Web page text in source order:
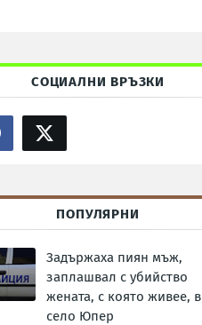
СОЦИАЛНИ ВРЪЗКИ
ПОПУЛЯРНИ
Задържаха пиян мъж,
заплашвал с убийство
жената, с която живее, в
село Юпер